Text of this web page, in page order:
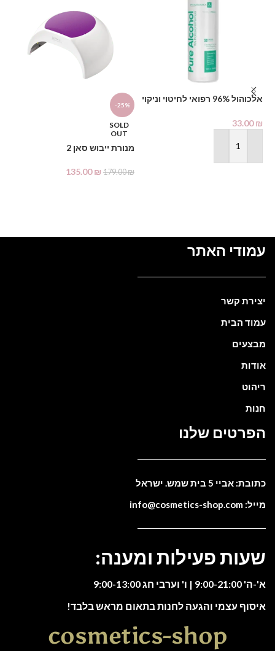
אלכוהול 96% רפואי לחיטוי וניקוי
Alcohol
33.00₪
הוספה לסל
-25%
SOLD
OUT
מנורת ייבוש סאן 2
179.00₪
135.00₪
עמודי האתר
יצירת קשר
עמוד הבית
מבצעים
אודות
ריהוט
חנות
הפרטים שלנו
כתובת: אביי 5 בית שמש. ישראל
מייל: info@cosmetics-shop.com
שעות פעילות ומענה:
א'-ה' 9:00-21:00 | ו' וערבי חג 9:00-13:00
איסוף עצמי והגעה לחנות בתאום מראש בלבד!
cosmetics-shop